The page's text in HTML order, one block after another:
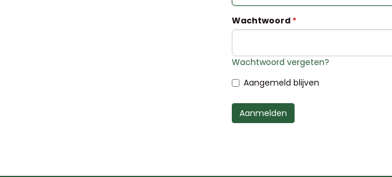
Wachtwoord
Wachtwoord vergeten?
Aangemeld blijven
Aanmelden